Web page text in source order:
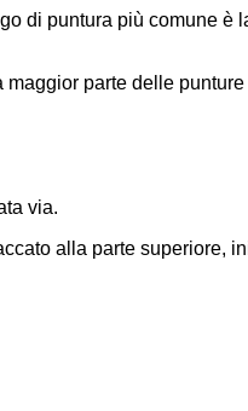
di puntura più comune è
maggior parte delle
via.
alla parte superiore,